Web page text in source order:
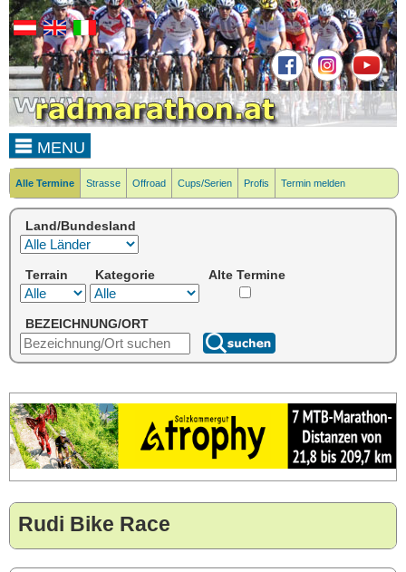
MENU
Alle Termine Strasse Offroad Cups/Serien Profis Termin melden
Land/Bundesland
Terrain Kategorie Alte Termine
BEZEICHNUNG/ORT
Rudi Bike Race